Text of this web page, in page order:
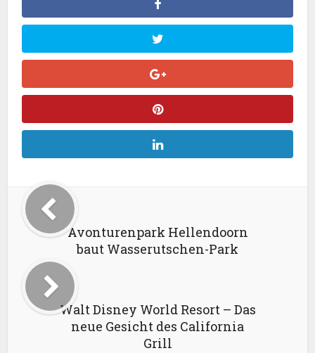
Avonturenpark Hellendoorn
baut Wasserutschen-Park
Walt Disney World Resort – Das
neue Gesicht des California
Grill